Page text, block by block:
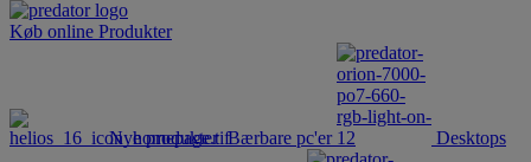
Køb online Produkter
Nye produkter Bærbare pc'er Desktops